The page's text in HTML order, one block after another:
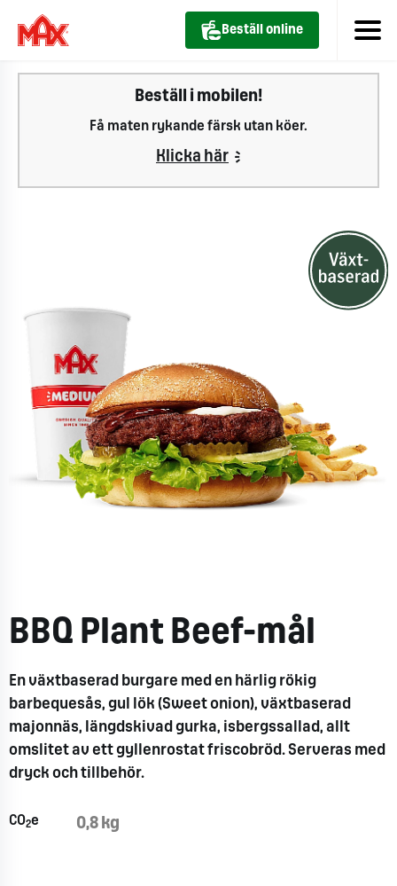
Beställ online
Beställ i mobilen!
Få maten rykande färsk utan köer.
Klicka här
BBQ Plant Beef-mål
En växtbaserad burgare med en härlig rökig
barbequesås, gul lök (Sweet onion), växtbaserad
majonnäs, längdskivad gurka, isbergssallad, allt
omslitet av ett gyllenrostat friscobröd. Serveras med
dryck och tillbehör.
CO2e 0,8 kg